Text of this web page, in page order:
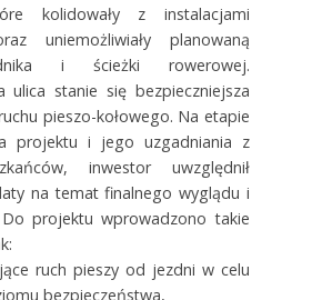
kolidowały z instalacjami
uniemożliwiały planowaną
i ścieżki rowerowej.
ulica stanie się bezpieczniejsza
pieszo-kołowego. Na etapie
projektu i jego uzgadniania z
inwestor uwzględnił
na temat finalnego wyglądu i
projektu wprowadzono takie
ruch pieszy od jezdni w celu
bezpieczeństwa,